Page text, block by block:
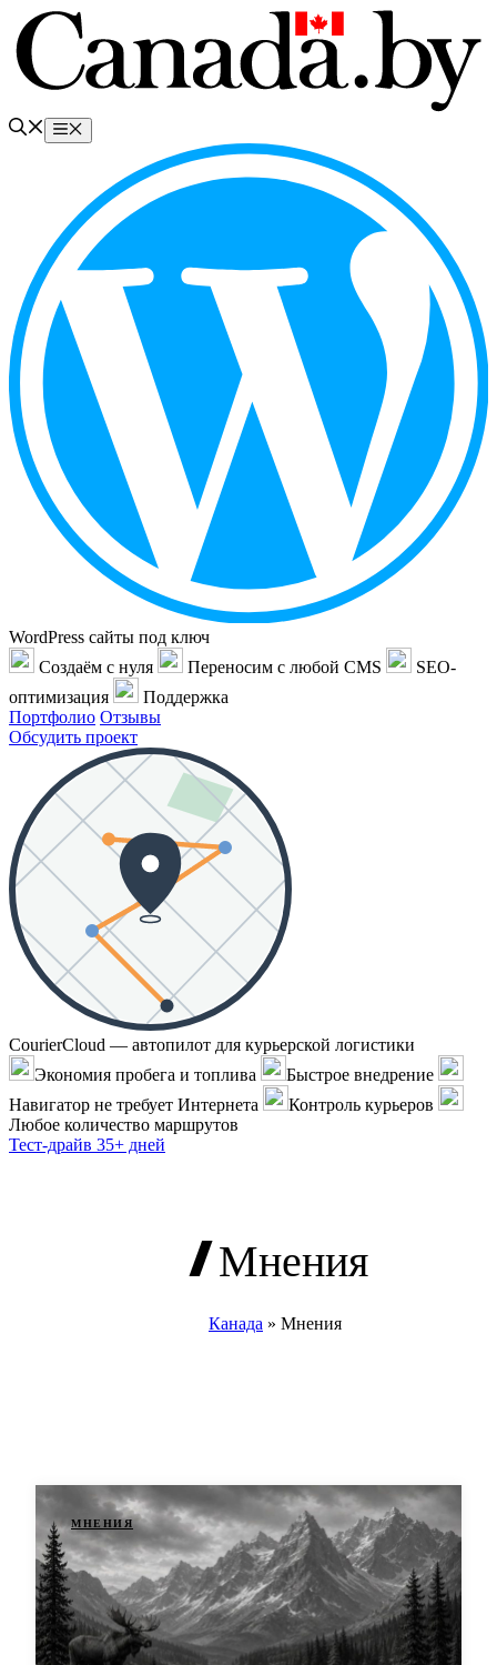
Перейти
содержимому
Меню
WordPress сайты под ключ
Создаём с нуля
Переносим с любой CMS
SEO-
оптимизация
Поддержка
Портфолио Отзывы
Обсудить проект
CourierCloud — автопилот для курьерской логистики
Экономия пробега и топлива
Быстрое внедрение
Навигатор не требует Интернета
Контроль курьеров
Любое количество маршрутов
Тест-драйв 35+ дней
Мнения
Канада » Мнения
МНЕНИЯ